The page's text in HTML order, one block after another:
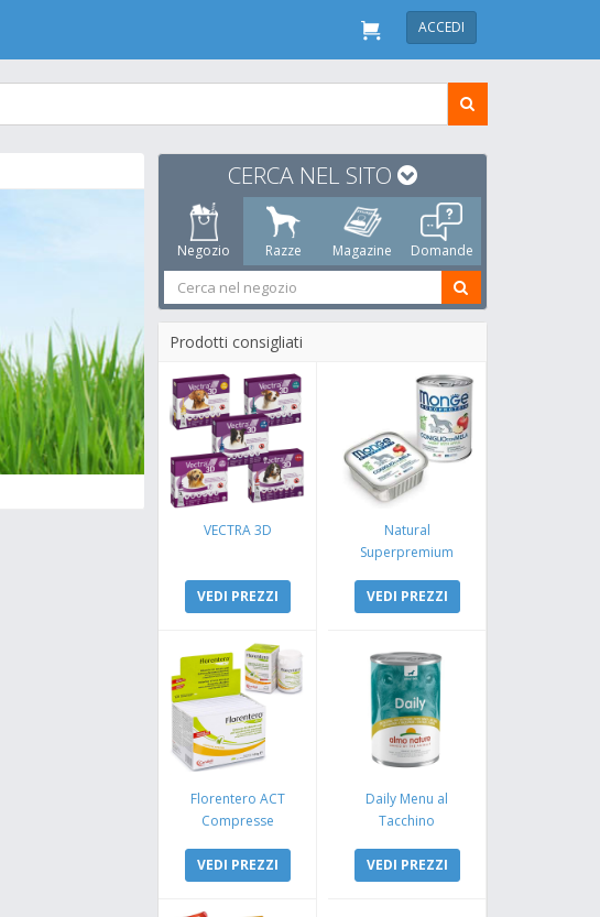
ACCEDI
CERCA NEL SITO
Negozio Razze Magazine Domande
Prodotti consigliati
VECTRA 3D
VEDI PREZZI
Natural
Superpremium
Coniglio e Mela
VEDI PREZZI
Florentero ACT
Compresse
VEDI PREZZI
Daily Menu al
Tacchino
VEDI PREZZI